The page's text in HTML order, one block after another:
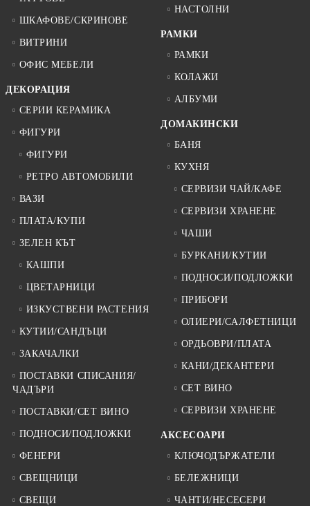
ШКАФОВЕ/СКРИНОВЕ
ВИТРИНИ
ОФИС МЕБЕЛИ
ДЕКОРАЦИЯ
СЕРИИ КЕРАМИКА
ФИГУРИ
ФИГУРИ
РЕТРО АВТОМОБИЛИ
ВАЗИ
ПЛАТА/КУПИ
ЗЕЛЕН КЪТ
КАШПИ
ЦВЕТАРНИЦИ
ИЗКУСТВЕНИ РАСТЕНИЯ
КУТИИ/САНДЪЦИ
ЗАКАЧАЛКИ
ПОСТАВКИ СПИСАНИЯ/
ЧАДЪРИ
ПОСТАВКИ/СЕТ ВИНО
ПОДНОСИ/ПОДЛОЖКИ
ФЕНЕРИ
СВЕЩНИЦИ
СВЕЩИ
НАСТОЛНИ
РАМКИ
РАМКИ
КОЛАЖИ
АЛБУМИ
ДОМАКИНСКИ
БАНЯ
КУХНЯ
СЕРВИЗИ ЧАЙ/КАФЕ
СЕРВИЗИ ХРАНЕНЕ
ЧАШИ
БУРКАНИ/КУТИИ
ПОДНОСИ/ПОДЛОЖКИ
ПРИБОРИ
ОЛИЕРИ/САЛФЕТНИЦИ
ОРДЬОВРИ/ПЛАТА
КАНИ/ДЕКАНТЕРИ
СЕТ ВИНО
СЕРВИЗИ ХРАНЕНЕ
АКСЕСОАРИ
КЛЮЧОДЪРЖАТЕЛИ
БЕЛЕЖНИЦИ
ЧАНТИ/НЕСЕСЕРИ